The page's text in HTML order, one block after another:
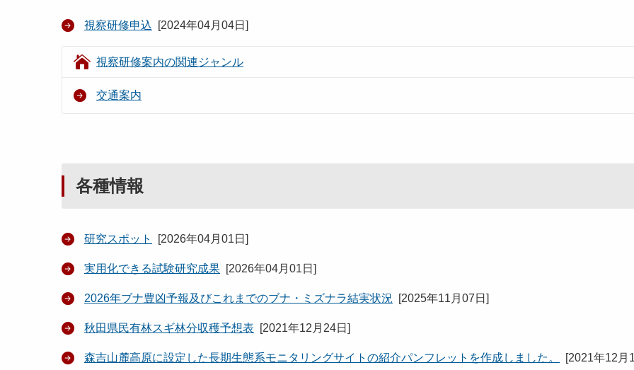
視察研修申込 [2024年04月04日 ]
視察研修案内の関連ジャンル
交通案内
各種情報
研究スポット [2026年04月01日 ]
実用化できる試験研究成果 [2026年04月01日 ]
2026年ブナ豊凶予報及びこれまでのブナ・ミズナラ結実状況 [2025年11月07日 ]
秋田県民有林スギ林分収穫予想表 [2021年12月24日 ]
森吉山麓高原に設定した長期生態系モニタリングサイトの紹介パンフレットを作成しました。 [2021年12月